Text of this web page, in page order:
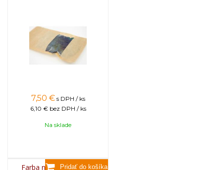
7,50 € s DPH / ks
6,10 € bez DPH / ks
Na sklade
Farba na sviečky, 25g -